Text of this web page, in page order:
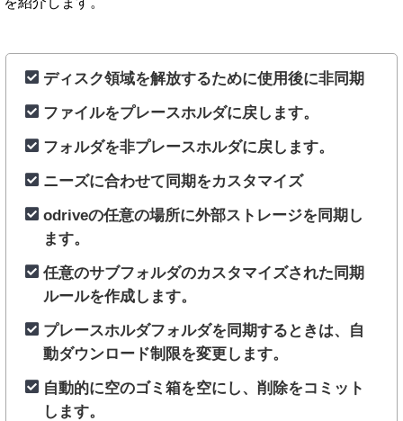
ディスク領域を解放するために使用後に非同期
ファイルをプレースホルダに戻します。
フォルダを非プレースホルダに戻します。
ニーズに合わせて同期をカスタマイズ
odriveの任意の場所に外部ストレージを同期し
ます。
任意のサブフォルダのカスタマイズされた同期
ルールを作成します。
プレースホルダフォルダを同期するときは、自
動ダウンロード制限を変更します。
自動的に空のゴミ箱を空にし、削除をコミット
します。